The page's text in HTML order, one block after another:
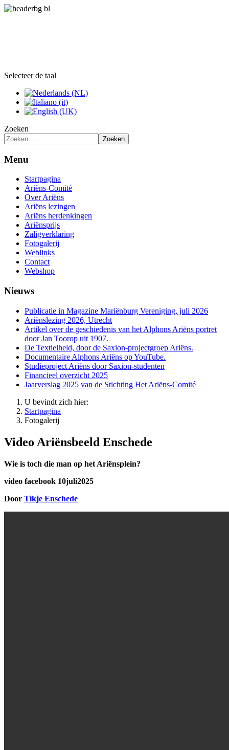
Selecteer de taal
Zoeken
Zoeken
Menu
Startpagina
Ariëns-Comité
Over Ariëns
Ariëns lezingen
Ariëns herdenkingen
Ariënsprijs
Zaligverklaring
Fotogalerij
Weblinks
Contact
Webshop
Nieuws
Publicatie in Magazine Mariënburg Vereniging, juli 2026
Ariënslezing 2026, Utrecht
Artikel over de geschiedenis van het Alphons Ariëns portret
door Jan Toorop uit 1907.
De Textielheld, door de Saxion-projectgroep Ariëns.
Documentaire Alphons Ariëns op YouTube.
Studieproject Ariëns door Saxion-studenten
Financieel overzicht 2025
Jaarverslag 2025 van de Stichting Het Ariëns-Comité
U bevindt zich hier:
Startpagina
Fotogalerij
Video Ariënsbeeld Enschede
Wie is toch die man op het Ariënsplein?
video facebook 10juli2025
Door Tikje Enschede